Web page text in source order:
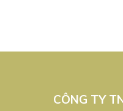
CÔNG TY